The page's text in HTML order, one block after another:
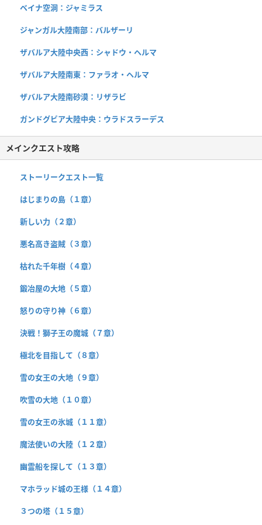
ベイナ空洞：ジャミラス
ジャンガル大陸南部：バルザーリ
ザバルア大陸中央西：シャドウ・ヘルマ
ザバルア大陸南東：ファラオ・ヘルマ
ザバルア大陸南砂漠：リザラビ
ガンドグビア大陸中央：ウラドスラーデス
メインクエスト攻略
ストーリークエスト一覧
はじまりの島（１章）
新しい力（２章）
悪名高き盗賊（３章）
枯れた千年樹（４章）
鍛冶屋の大地（５章）
怒りの守り神（６章）
決戦！獅子王の魔城（７章）
極北を目指して（８章）
雪の女王の大地（９章）
吹雪の大地（１０章）
雪の女王の氷城（１１章）
魔法使いの大陸（１２章）
幽霊船を探して（１３章）
マホラッド城の王様（１４章）
３つの塔（１５章）